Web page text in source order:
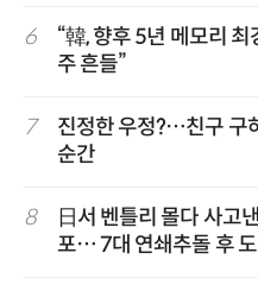
6
“韓, 향후 5년 메모리
주 흔들”
7
진정한 우정?…친구 구
순간
8
日서 벤틀리 몰다 사고
포… 7대 연쇄추돌 후